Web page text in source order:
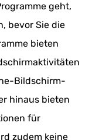
geht,
bevor Sie die
bieten
Bildschirm-
hinaus bieten
für
zudem keine